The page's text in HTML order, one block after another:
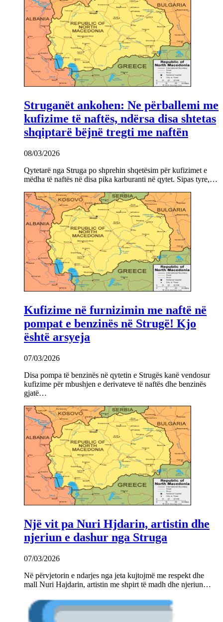
Struganët ankohen: Ne përballemi me
kufizime të naftës, ndërsa disa shtetas
shqiptarë bëjnë tregti me naftën
08/03/2026
Qytetarë nga Struga po shprehin shqetësim për kufizimet e
mëdha të naftës në disa pika karburanti në qytet. Sipas tyre,…
Kufizime në furnizimin me naftë në
pompat e benzinës në Strugë! Kjo
është arsyeja
07/03/2026
Disa pompa të benzinës në qytetin e Strugës kanë vendosur
kufizime për mbushjen e derivateve të naftës dhe benzinës
gjatë…
Një vit pa Nuri Hjdarin, artistin dhe
njeriun e dashur nga Struga
07/03/2026
Në përvjetorin e ndarjes nga jeta kujtojmë me respekt dhe
mall Nuri Hajdarin, artistin me shpirt të madh dhe njeriun…